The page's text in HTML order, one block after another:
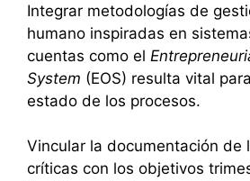
Integrar metodologías de
humano inspiradas en
cuentas como el
System (EOS) resulta vital
estado de los procesos.
Vincular la documentación de
críticas con los objetivos